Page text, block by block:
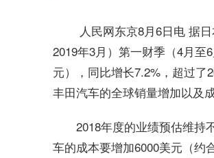
人民网东京8月6日电 据
2019年3月）第一财季（4月至
元），同比增长7.2%，超过了
丰田汽车的全球销量增加以及
2018年度的业绩预估维持
车的成本要增加6000美元（约